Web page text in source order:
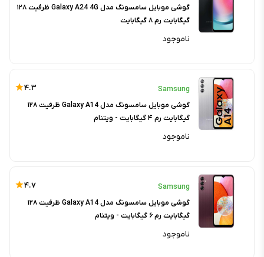
گوشی موبایل سامسونگ مدل Galaxy A24 4G ظرفیت ۱۲۸
گیگابایت رم ۸ گیگابایت
ناموجود
Samsung
4.3
گوشی موبایل سامسونگ مدل Galaxy A14 ظرفیت ۱۲۸
گیگابایت رم ۴ گیگابایت - ویتنام
ناموجود
Samsung
4.7
گوشی موبایل سامسونگ مدل Galaxy A14 ظرفیت ۱۲۸
گیگابایت رم ۶ گیگابایت - ویتنام
ناموجود